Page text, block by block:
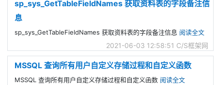
sp_sys_GetTableFieldNames 获取资料表的字段备注信
息
sp_sys_GetTableFieldNames 获取资料表的字段备注信息 阅读全文
2021-06-03 12:58:51 C/S框架网
MSSQL 查询所有用户自定义存储过程和自定义函数
MSSQL 查询所有用户自定义存储过程和自定义函数 阅读全文